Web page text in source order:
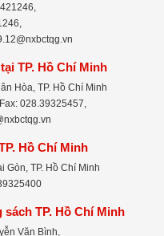
TP. Hồ Chí Minh
Hòa, TP. Hồ Chí Minh
028.39325457,
Hồ Chí Minh
Gòn, TP. Hồ Chí Minh
TP. Hồ Chí Minh
Văn Bình,